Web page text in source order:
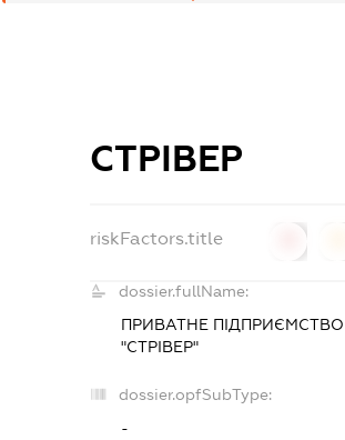
СТРІВЕР
riskFactors.title
dossier.fullName:
ПРИВАТНЕ ПІДПРИЄМСТВО
"СТРІВЕР"
dossier.opfSubType:
-